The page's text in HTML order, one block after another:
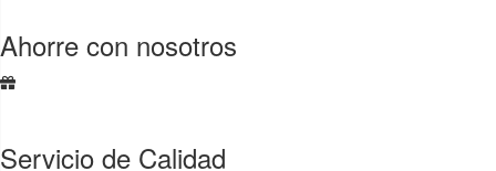
Ahorre con nosotros
Servicio de Calidad